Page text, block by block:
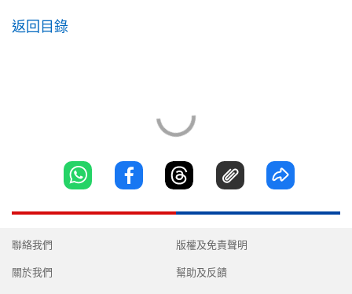
返回目錄
聯絡我們
關於我們
版權及免責聲明
幫助及反饋